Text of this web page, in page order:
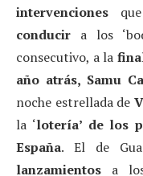
intervenciones
conducir a los
consecutivo, a la
año atrás, Samu
noche estrellada de
la ‘lotería’ de los
España. El de
lanzamientos a